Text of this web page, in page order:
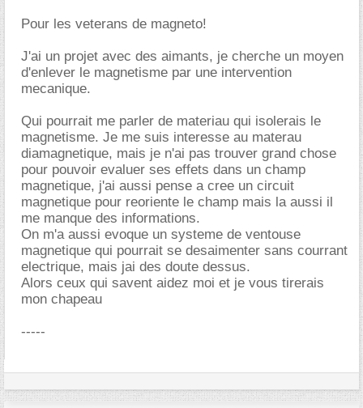
Pour les veterans de magneto!
J'ai un projet avec des aimants, je cherche un moyen
d'enlever le magnetisme par une intervention
mecanique.
Qui pourrait me parler de materiau qui isolerais le
magnetisme. Je me suis interesse au materau
diamagnetique, mais je n'ai pas trouver grand chose
pour pouvoir evaluer ses effets dans un champ
magnetique, j'ai aussi pense a cree un circuit
magnetique pour reoriente le champ mais la aussi il
me manque des informations.
On m'a aussi evoque un systeme de ventouse
magnetique qui pourrait se desaimenter sans courrant
electrique, mais jai des doute dessus.
Alors ceux qui savent aidez moi et je vous tirerais
mon chapeau
-----